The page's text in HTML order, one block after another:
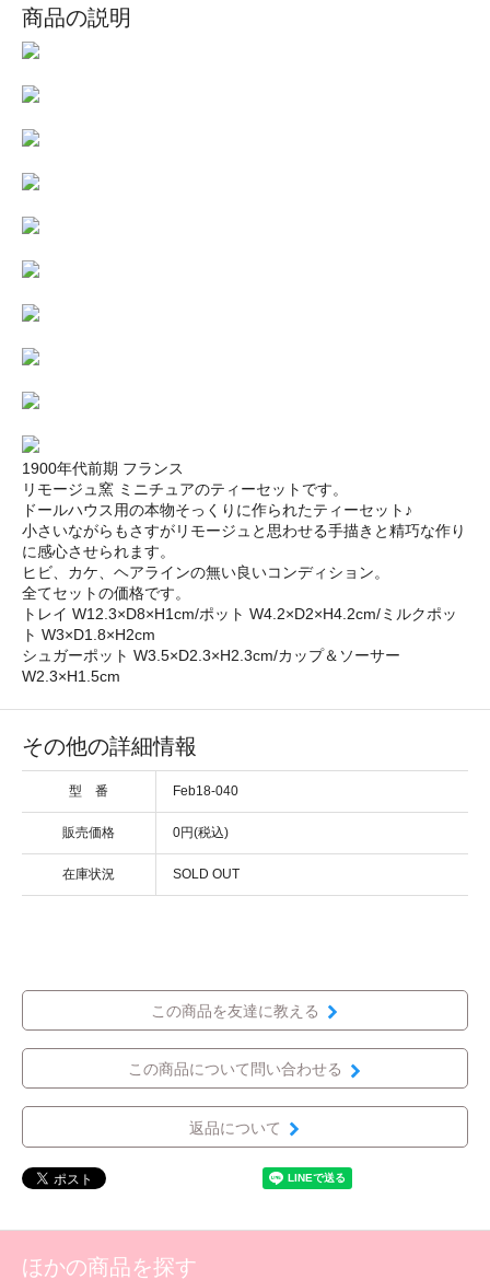
商品の説明
1900年代前期 フランス
リモージュ窯 ミニチュアのティーセットです。
ドールハウス用の本物そっくりに作られたティーセット♪
小さいながらもさすがリモージュと思わせる手描きと精巧な作り
に感心させられます。
ヒビ、カケ、ヘアラインの無い良いコンディション。
全てセットの価格です。
トレイ W12.3×D8×H1cm/ポット W4.2×D2×H4.2cm/ミルクポッ
ト W3×D1.8×H2cm
シュガーポット W3.5×D2.3×H2.3cm/カップ＆ソーサー
W2.3×H1.5cm
その他の詳細情報
型 番 Feb18-040
販売価格 0円(税込)
在庫状況 SOLD OUT
この商品を友達に教える
この商品について問い合わせる
返品について
ほかの商品を探す